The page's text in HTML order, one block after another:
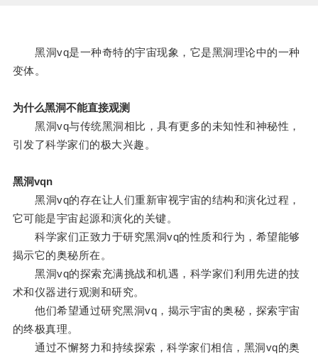
黑洞vq是一种奇特的宇宙现象，它是黑洞理论中的一种
变体。
为什么黑洞不能直接观测
黑洞vq与传统黑洞相比，具有更多的未知性和神秘性，
引发了科学家们的极大兴趣。
黑洞vqn
黑洞vq的存在让人们重新审视宇宙的结构和演化过程，
它可能是宇宙起源和演化的关键。
科学家们正致力于研究黑洞vq的性质和行为，希望能够
揭示它的奥秘所在。
黑洞vq的探索充满挑战和机遇，科学家们利用先进的技
术和仪器进行观测和研究。
他们希望通过研究黑洞vq，揭示宇宙的奥秘，探索宇宙
的终极真理。
通过不懈努力和持续探索，科学家们相信，黑洞vq的奥